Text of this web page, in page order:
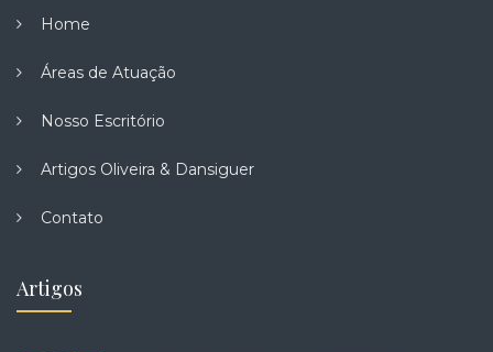
Home
Áreas de Atuação
Nosso Escritório
Artigos Oliveira & Dansiguer
Contato
Artigos